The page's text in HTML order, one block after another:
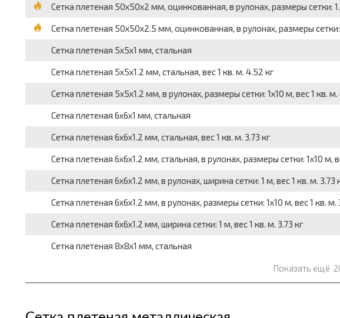
Сетка плетеная 50x50x2 мм, оцинкованная, в рулонах, размеры сетки:
Сетка плетеная 50x50x2.5 мм, оцинкованная, в рулонах, размеры сетки:
Сетка плетеная 5x5x1 мм, стальная
Сетка плетеная 5x5x1.2 мм, стальная, вес 1 кв. м. 4.52 кг
Сетка плетеная 5x5x1.2 мм, в рулонах, размеры сетки: 1x10 м, вес 1 кв.
Сетка плетеная 6x6x1 мм, стальная
Сетка плетеная 6x6x1.2 мм, стальная, вес 1 кв. м. 3.73 кг
Сетка плетеная 6x6x1.2 мм, стальная, в рулонах, размеры сетки: 1x10 м,
Сетка плетеная 6x6x1.2 мм, в рулонах, ширина сетки: 1 м, вес 1 кв. м. 3.73
Сетка плетеная 6x6x1.2 мм, в рулонах, размеры сетки: 1x10 м, вес 1 кв. м.
Сетка плетеная 6x6x1.2 мм, ширина сетки: 1 м, вес 1 кв. м. 3.73 кг
Сетка плетеная 8x8x1 мм, стальная
Показать ещё